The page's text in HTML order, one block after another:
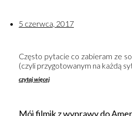
5 czerwca, 2017
Często pytacie co zabieram ze
(czyli przygotowanym na każdą
czytaj więcej
Mój filmik z wyprawy do